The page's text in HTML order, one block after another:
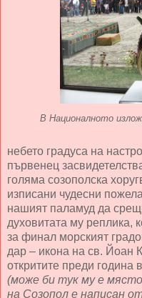
В Националното
небето градуса на
първенец
голяма созополска
изписани чудесни
нашият паламуд да
духовитата му реплика,
за финал морският
дар – икона на св. Йоан
откритите преди
(може би тук му е
на Созопол е написан